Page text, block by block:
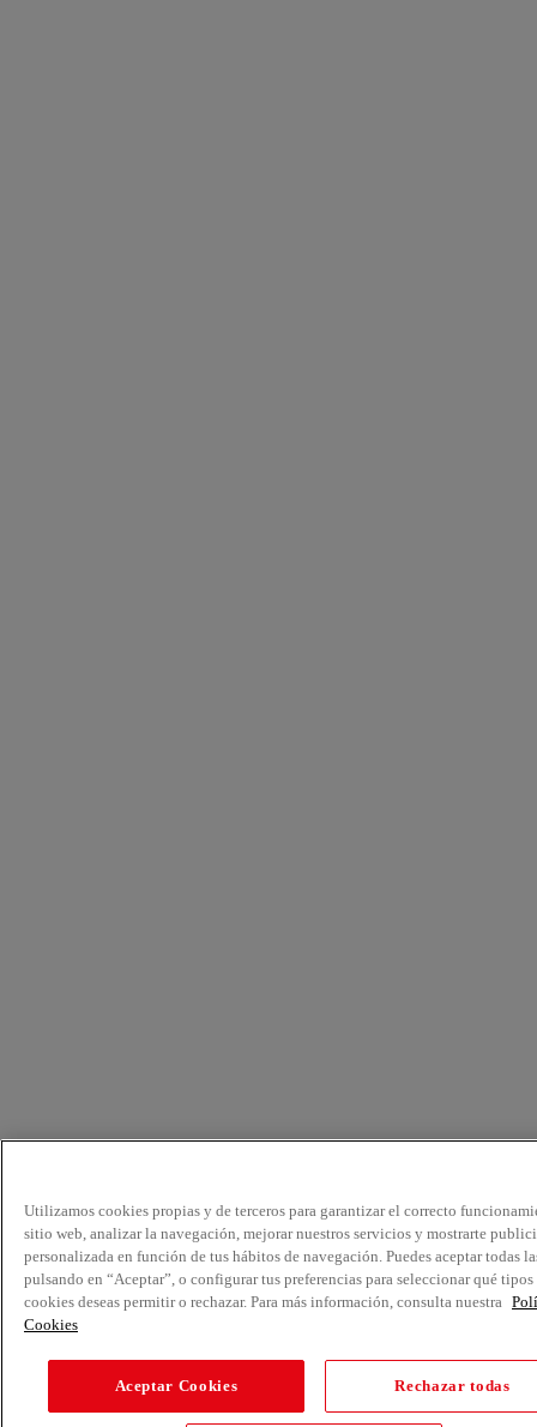
Utilizamos cookies propias y de terceros para garantizar el correcto
sitio web, analizar la navegación, mejorar nuestros servicios y mostrarte
personalizada en función de tus hábitos de navegación. Puedes aceptar todas
pulsando en “Aceptar”, o configurar tus preferencias para seleccionar qué tipos
cookies deseas permitir o rechazar. Para más información, consulta nuestra
Cookies
Aceptar Cookies Rechazar todas